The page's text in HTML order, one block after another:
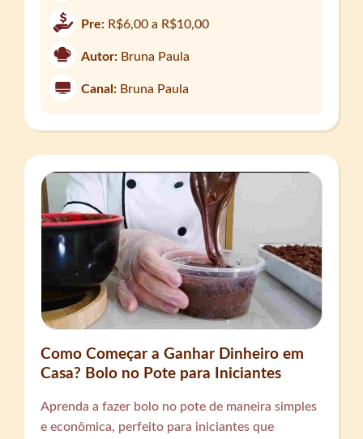
Pre: R$6,00 a R$10,00
Autor: Bruna Paula
Canal: Bruna Paula
Como Começar a Ganhar Dinheiro em
Casa? Bolo no Pote para Iniciantes
Aprenda a fazer bolo no pote de maneira simples
e econômica, perfeito para iniciantes que